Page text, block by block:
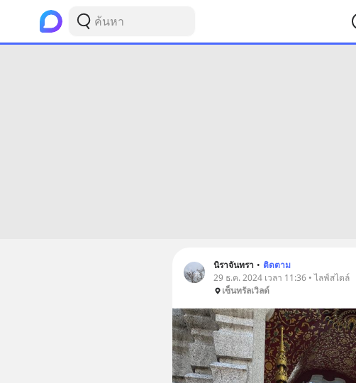
นิราจันทรา • ติดตาม
29 ธ.ค. 2024 เวลา 11:36 • ไลฟ์สไตล์
เซ็นทรัลเวิลด์